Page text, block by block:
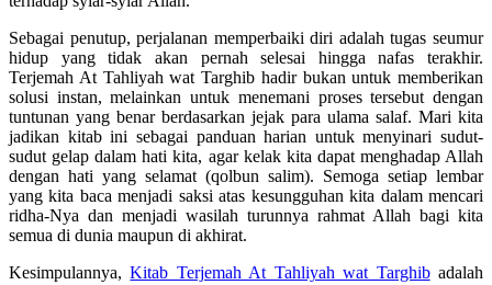
Sebagai penutup, perjalanan memperbaiki diri adalah tugas seumur
hidup yang tidak akan pernah selesai hingga nafas terakhir.
Terjemah At Tahliyah wat Targhib hadir bukan untuk memberikan
solusi instan, melainkan untuk menemani proses tersebut dengan
tuntunan yang benar berdasarkan jejak para ulama salaf. Mari kita
jadikan kitab ini sebagai panduan harian untuk menyinari sudut-
sudut gelap dalam hati kita, agar kelak kita dapat menghadap Allah
dengan hati yang selamat (qolbun salim). Semoga setiap lembar
yang kita baca menjadi saksi atas kesungguhan kita dalam mencari
ridha-Nya dan menjadi wasilah turunnya rahmat Allah bagi kita
semua di dunia maupun di akhirat.
Kesimpulannya,Kitab Terjemah At Tahliyah wat Targhibadalah